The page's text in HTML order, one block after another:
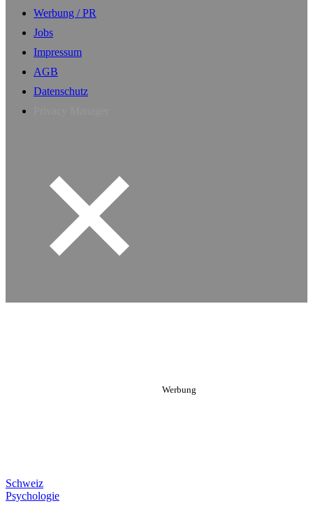
Werbung / PR
Jobs
Impressum
AGB
Datenschutz
Schweiz
Psychologie